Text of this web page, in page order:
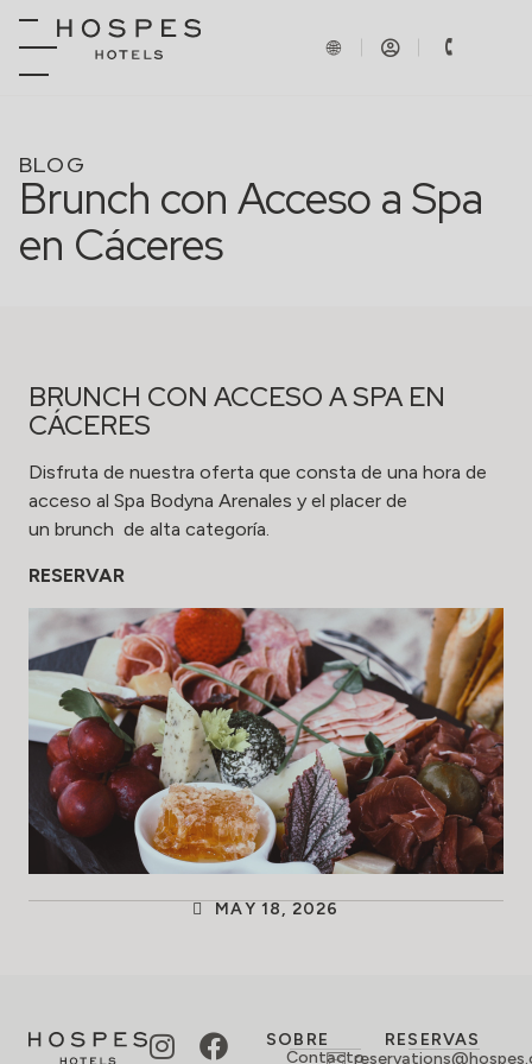
BLOG
Brunch con Acceso a Spa
en Cáceres
BRUNCH CON ACCESO A SPA EN
CÁCERES
Disfruta de nuestra oferta que consta de una hora de
acceso al Spa Bodyna Arenales y el placer de
un brunch de alta categoría.
RESERVAR
MAY 18, 2026
SOBRE
Contacto
RESERVAS